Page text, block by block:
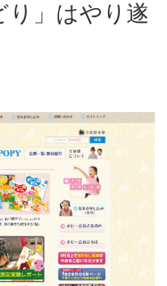
り」はやり遂